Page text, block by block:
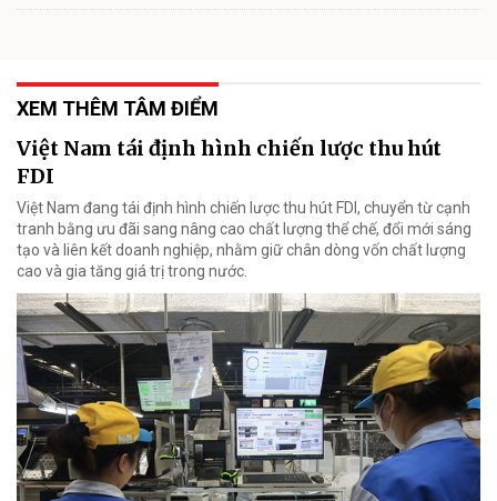
XEM THÊM TÂM ĐIỂM
Việt Nam tái định hình chiến lược thu hút
FDI
Việt Nam đang tái định hình chiến lược thu hút FDI, chuyển từ cạnh
tranh bằng ưu đãi sang nâng cao chất lượng thể chế, đổi mới sáng
tạo và liên kết doanh nghiệp, nhằm giữ chân dòng vốn chất lượng
cao và gia tăng giá trị trong nước.